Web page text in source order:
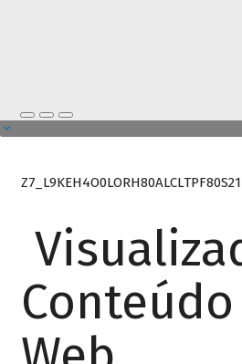
Z7_L9KEH4O0LORH80ALCLTPF80S21